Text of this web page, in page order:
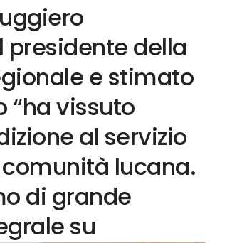
presidente della
e stimato
“ha vissuto
al servizio
lucana.
di grande
su